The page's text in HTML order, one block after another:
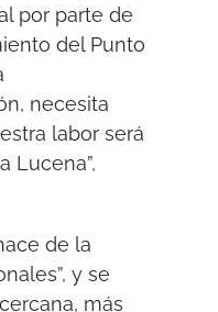
por parte de
del Punto
necesita
labor será
Lucena”,
de la
y se
más